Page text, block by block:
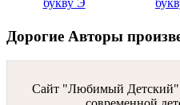
Дорогие Авторы
Сайт "Любимый Детский"